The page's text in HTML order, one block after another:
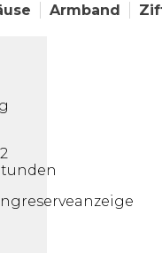
Armband